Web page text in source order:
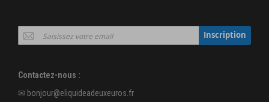
Inscription
à
:
Inscription
Contactez-nous :
✉ bonjour@eliquideadeuxeuros.fr